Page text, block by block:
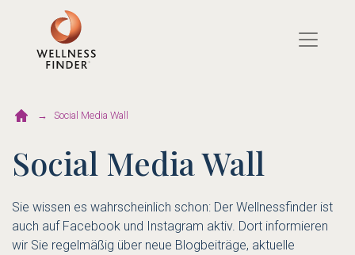
Social Media Wall
Social Media Wall
Sie wissen es wahrscheinlich schon: Der Wellnessfinder ist
auch auf Facebook und Instagram aktiv. Dort informieren
wir Sie regelmäßig über neue Blogbeiträge, aktuelle